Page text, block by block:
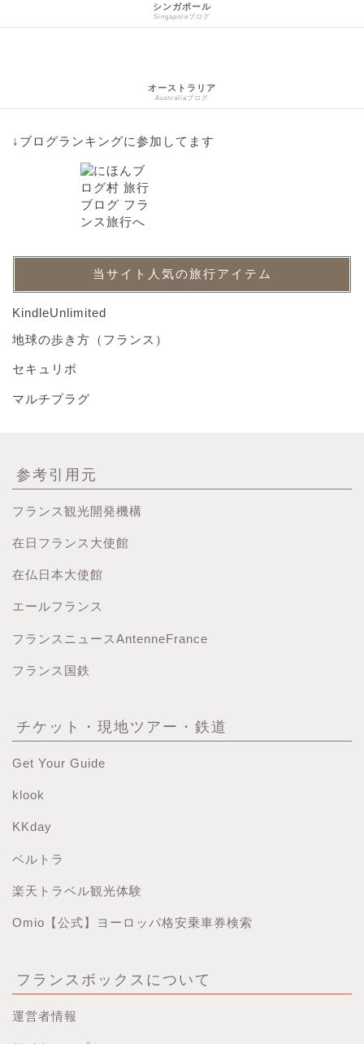
シンガポール
Singaporeブログ
オーストラリア
Australiaブログ
↓ブログランキングに参加してます
当サイト人気の旅行アイテム
KindleUnlimited
地球の歩き方（フランス）
セキュリポ
マルチプラグ
参考引用元
フランス観光開発機構
在日フランス大使館
在仏日本大使館
エールフランス
フランスニュースAntenneFrance
フランス国鉄
チケット・現地ツアー・鉄道
Get Your Guide
klook
KKday
ベルトラ
楽天トラベル観光体験
Omio【公式】ヨーロッパ格安乗車券検索
フランスボックスについて
運営者情報
ホーム
【最新版】パリ治安情報